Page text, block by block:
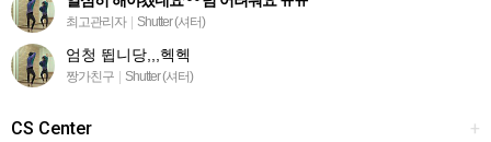
최고관리자 | Shutter (셔터)
엄청 뜁니당,,,헥헥
짱가친구 | Shutter (셔터)
+
CS Center